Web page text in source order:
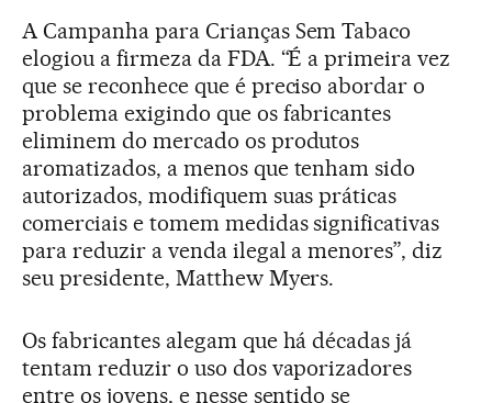
A Campanha para Crianças Sem Tabaco
elogiou a firmeza da FDA. “É a primeira vez
que se reconhece que é preciso abordar o
problema exigindo que os fabricantes
eliminem do mercado os produtos
aromatizados, a menos que tenham sido
autorizados, modifiquem suas práticas
comerciais e tomem medidas significativas
para reduzir a venda ilegal a menores”, diz
seu presidente, Matthew Myers.
Os fabricantes alegam que há décadas já
tentam reduzir o uso dos vaporizadores
entre os jovens, e nesse sentido se